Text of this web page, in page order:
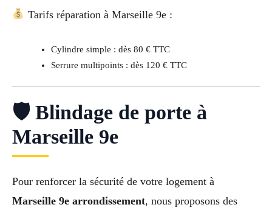
Tarifs réparation à Marseille 9e :
Cylindre simple : dès 80 € TTC
Serrure multipoints : dès 120 € TTC
🛡 Blindage de porte à
Marseille 9e
Pour renforcer la sécurité de votre logement à
Marseille 9e arrondissement, nous proposons des